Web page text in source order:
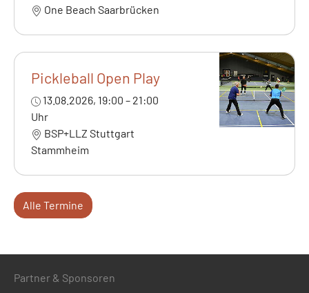
One Beach Saarbrücken
Pickleball Open Play
13.08.2026, 19:00 – 21:00
Uhr
BSP+LLZ Stuttgart
Stammheim
Alle Termine
Partner & Sponsoren